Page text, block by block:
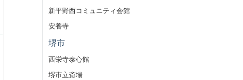
新平野西コミュニティ会館
安養寺
堺市
西栄寺泰心館
堺市立斎場